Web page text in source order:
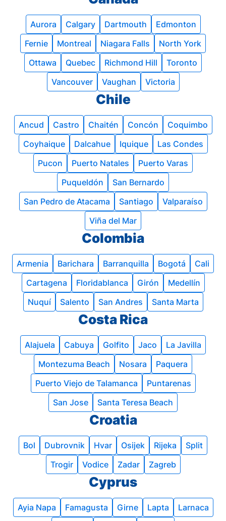
Aurora Calgary Dartmouth
Edmonton
Fernie
Montreal Niagara Falls
North York
Ottawa
Quebec Richmond Hill
Toronto
Vancouver
Vaughan Victoria
Chile
Ancud Castro Chaitén Concón
Coquimbo
Coyhaique
Dalcahue Iquique
Las Condes
Pucon
Puerto Natales
Puerto Varas
Puqueldón
San Bernardo
San Pedro de Atacama
Santiago
Valparaíso
Viña del Mar
Colombia
Armenia Barichara Barranquilla Bogotá
Cali
Cartagena
Floridablanca Girón
Medellín
Nuquí
Salento San Andres Santa Marta
Costa Rica
Alajuela Cabuya Golfito Jaco
La Javilla
Montezuma Beach
Nosara
Paquera
Puerto Viejo de Talamanca
Puntarenas
San Jose
Santa Teresa Beach
Croatia
Bol Dubrovnik Hvar Osijek Rijeka
Split
Trogir
Vodice Zadar Zagreb
Cyprus
Ayia Napa Famagusta Girne Lapta
Larnaca